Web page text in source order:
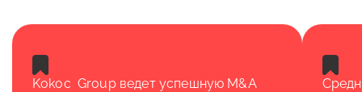
Kokoc Group ведет успешную М&А